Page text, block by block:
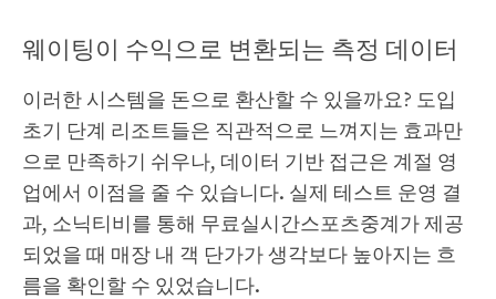
웨이팅이 수익으로 변환되는 측정 데이터
이러한 시스템을 돈으로 환산할 수 있을까요? 도입
초기 단계 리조트들은 직관적으로 느껴지는 효과만
으로 만족하기 쉬우나, 데이터 기반 접근은 계절 영
업에서 이점을 줄 수 있습니다. 실제 테스트 운영 결
과, 소닉티비를 통해 무료실시간스포츠중계가 제공
되었을 때 매장 내 객 단가가 생각보다 높아지는 흐
름을 확인할 수 있었습니다.